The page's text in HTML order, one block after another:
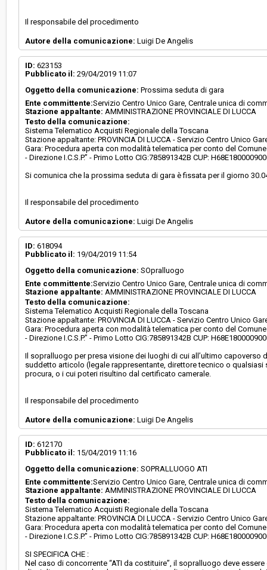
Il responsabile del procedimento
Autore della comunicazione: Luigi De Angelis
ID: 623153
Pubblicato il: 29/04/2019 11:07
Oggetto della comunicazione: Prossima seduta di gara
Ente committente:Servizio Centro Unico Gare, Centrale unica di
Stazione appaltante: AMMINISTRAZIONE PROVINCIALE DI LUCCA
Testo della comunicazione:
Sistema Telematico Acquisti Regionale della Toscana
Stazione appaltante: PROVINCIA DI LUCCA - Servizio Centro Unico
Gara: Procedura aperta con modalità telematica per conto del
- Direzione I.C.S.P.” - Primo Lotto CIG:785891342B CUP:
Si comunica che la prossima seduta di gara è fissata per il giorno
Il responsabile del procedimento
Autore della comunicazione: Luigi De Angelis
ID: 618094
Pubblicato il: 19/04/2019 11:54
Oggetto della comunicazione: SOpralluogo
Ente committente:Servizio Centro Unico Gare, Centrale unica di
Stazione appaltante: AMMINISTRAZIONE PROVINCIALE DI LUCCA
Testo della comunicazione:
Sistema Telematico Acquisti Regionale della Toscana
Stazione appaltante: PROVINCIA DI LUCCA - Servizio Centro Unico
Gara: Procedura aperta con modalità telematica per conto del
- Direzione I.C.S.P.” - Primo Lotto CIG:785891342B CUP:
Il sopralluogo per presa visione dei luoghi di cui all’ultimo capoverso
suddetto articolo (legale rappresentante, direttore tecnico o
procura, o i cui poteri risultino dal certificato camerale.
Il responsabile del procedimento
Autore della comunicazione: Luigi De Angelis
ID: 612170
Pubblicato il: 15/04/2019 11:16
Oggetto della comunicazione: SOPRALLUOGO ATI
Ente committente:Servizio Centro Unico Gare, Centrale unica di
Stazione appaltante: AMMINISTRAZIONE PROVINCIALE DI LUCCA
Testo della comunicazione:
Sistema Telematico Acquisti Regionale della Toscana
Stazione appaltante: PROVINCIA DI LUCCA - Servizio Centro Unico
Gara: Procedura aperta con modalità telematica per conto del
- Direzione I.C.S.P.” - Primo Lotto CIG:785891342B CUP:
SI SPECIFICA CHE :
Nel caso di concorrente “ATI da costituire”, il sopralluogo deve